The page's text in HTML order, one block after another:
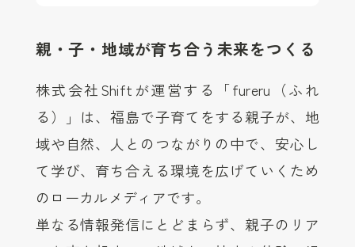
親・子・地域が育ち合う未来をつくる
株式会社Shiftが運営する「fureru（ふれ
る）」は、福島で子育てをする親子が、地
域や自然、人とのつながりの中で、安心し
て学び、育ち合える環境を広げていくため
のローカルメディアです。
単なる情報発信にとどまらず、親子のリア